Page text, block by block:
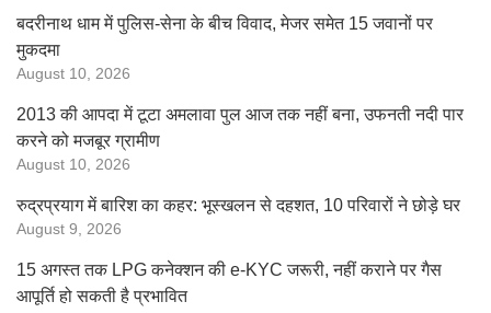
बदरीनाथ धाम में पुलिस-सेना के बीच विवाद, मेजर समेत 15 जवानों पर
मुकदमा
August 10, 2026
2013 की आपदा में टूटा अमलावा पुल आज तक नहीं बना, उफनती नदी पार
करने को मजबूर ग्रामीण
August 10, 2026
रुद्रप्रयाग में बारिश का कहर: भूस्खलन से दहशत, 10 परिवारों ने छोड़े घर
August 9, 2026
15 अगस्त तक LPG कनेक्शन की e-KYC जरूरी, नहीं कराने पर गैस
आपूर्ति हो सकती है प्रभावित